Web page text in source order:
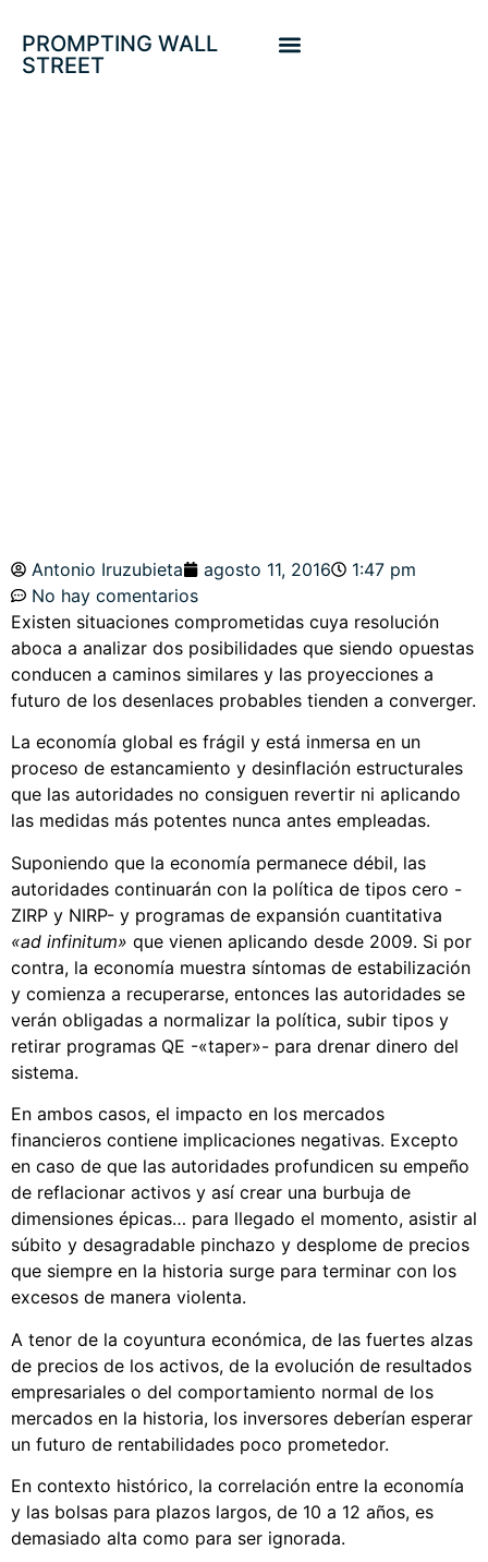
PROMPTING WALL
STREET
Antonio Iruzubieta agosto 11, 2016
1:47 pm
No hay comentarios
Existen situaciones comprometidas cuya resolución
aboca a analizar dos posibilidades que siendo opuestas
conducen a caminos similares y las proyecciones a
futuro de los desenlaces probables tienden a converger.
La economía global es frágil y está inmersa en un
proceso de estancamiento y desinflación estructurales
que las autoridades no consiguen revertir ni aplicando
las medidas más potentes nunca antes empleadas.
Suponiendo que la economía permanece débil, las
autoridades continuarán con la política de tipos cero -
ZIRP y NIRP- y programas de expansión cuantitativa
«ad infinitum» que vienen aplicando desde 2009. Si por
contra, la economía muestra síntomas de estabilización
y comienza a recuperarse, entonces las autoridades se
verán obligadas a normalizar la política, subir tipos y
retirar programas QE -«taper»- para drenar dinero del
sistema.
En ambos casos, el impacto en los mercados
financieros contiene implicaciones negativas. Excepto
en caso de que las autoridades profundicen su empeño
de reflacionar activos y así crear una burbuja de
dimensiones épicas… para llegado el momento, asistir al
súbito y desagradable pinchazo y desplome de precios
que siempre en la historia surge para terminar con los
excesos de manera violenta.
A tenor de la coyuntura económica, de las fuertes alzas
de precios de los activos, de la evolución de resultados
empresariales o del comportamiento normal de los
mercados en la historia, los inversores deberían esperar
un futuro de rentabilidades poco prometedor.
En contexto histórico, la correlación entre la economía
y las bolsas para plazos largos, de 10 a 12 años, es
demasiado alta como para ser ignorada.